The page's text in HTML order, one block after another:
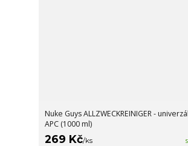
Nuke Guys ALLZWECKREINIGER -
APC (1000 ml)
269 Kč/ks